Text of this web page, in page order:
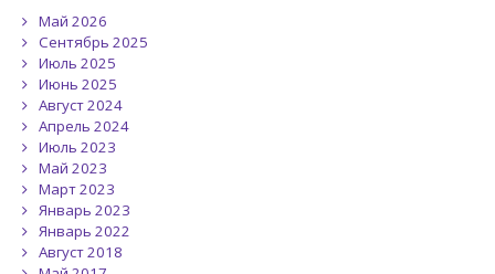
Май 2026
Сентябрь 2025
Июль 2025
Июнь 2025
Август 2024
Апрель 2024
Июль 2023
Май 2023
Март 2023
Январь 2023
Январь 2022
Август 2018